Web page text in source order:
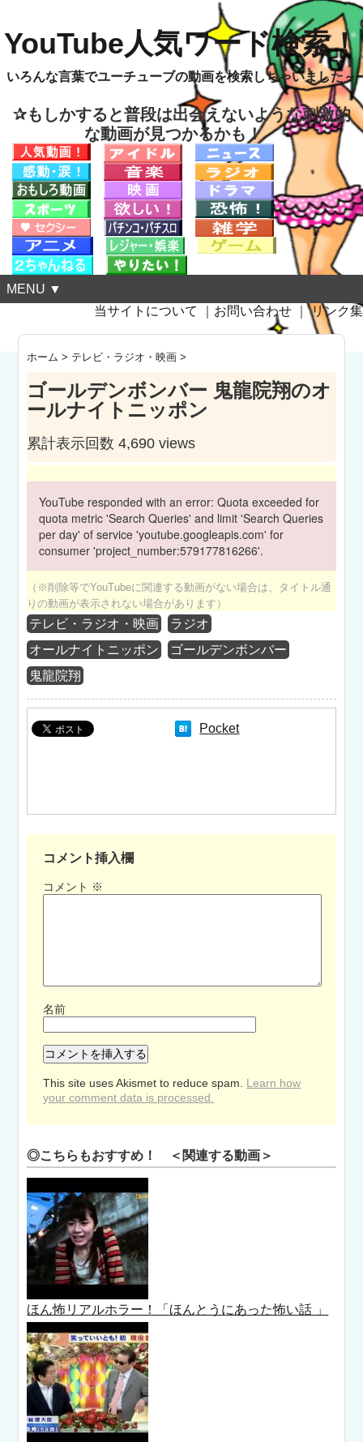
YouTube人気ワード検索！
いろんな言葉でユーチューブの動画を検索しちゃいました～
✰もしかすると普段は出会えないような刺激的
な動画が見つかるかも！
MENU ▼
当サイトについて
お問い合わせ ｜リンク集
ホーム > テレビ・ラジオ・映画 >
ゴールデンボンバー 鬼龍院翔のオ
ールナイトニッポン
累計表示回数 4,690 views
YouTube responded with an error: Quota exceeded for
quota metric 'Search Queries' and limit 'Search Queries
per day' of service 'youtube.googleapis.com' for
consumer 'project_number:579177816266'.
（※削除等でYouTubeに関連する動画がない場合は、タイトル通
りの動画が表示されない場合があります）
テレビ・ラジオ・映画
ラジオ
オールナイトニッポン
ゴールデンボンバー
鬼龍院翔
Pocket
コメント挿入欄
コメント ※
名前
This site uses Akismet to reduce spam. Learn how
your comment data is processed.
◎こちらもおすすめ！ ＜関連する動画＞
ほん怖リアルホラー！「ほんとうにあった怖い話 」